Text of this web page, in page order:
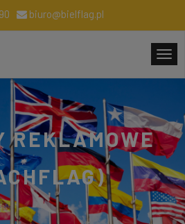
biuro@bielflag.pl
REKLAMOWE